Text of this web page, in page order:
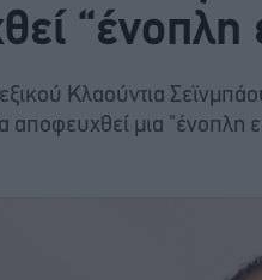
“ένοπλη
Κλαούντια
αποφευχθεί μια "ένοπλη